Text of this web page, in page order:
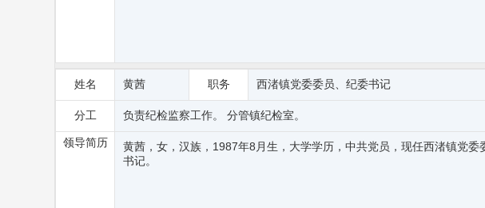
姓名 黄茜 职务 西渚镇党委委员、纪委书记
分工 负责纪检监察工作。 分管镇纪检室。
领导简历
黄茜，女，汉族，1987年8月生，大学学历，中共党员，现任西渚镇党委
书记。